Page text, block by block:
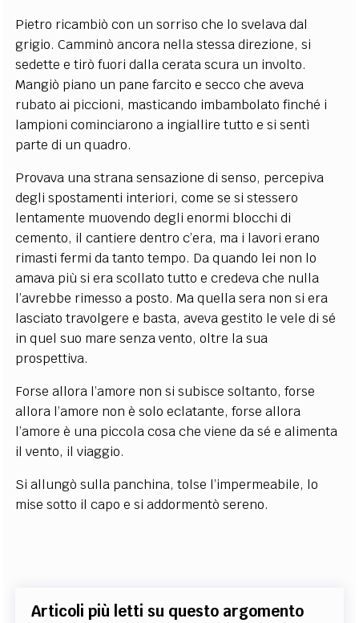
Pietro ricambiò con un sorriso che lo svelava dal
grigio. Camminò ancora nella stessa direzione, si
sedette e tirò fuori dalla cerata scura un involto.
Mangiò piano un pane farcito e secco che aveva
rubato ai piccioni, masticando imbambolato finché i
lampioni cominciarono a ingiallire tutto e si sentì
parte di un quadro.
Provava una strana sensazione di senso, percepiva
degli spostamenti interiori, come se si stessero
lentamente muovendo degli enormi blocchi di
cemento, il cantiere dentro c’era, ma i lavori erano
rimasti fermi da tanto tempo. Da quando lei non lo
amava più si era scollato tutto e credeva che nulla
l’avrebbe rimesso a posto. Ma quella sera non si era
lasciato travolgere e basta, aveva gestito le vele di sé
in quel suo mare senza vento, oltre la sua
prospettiva.
Forse allora l’amore non si subisce soltanto, forse
allora l’amore non è solo eclatante, forse allora
l’amore è una piccola cosa che viene da sé e alimenta
il vento, il viaggio.
Si allungò sulla panchina, tolse l’impermeabile, lo
mise sotto il capo e si addormentò sereno.
Articoli più letti su questo argomento